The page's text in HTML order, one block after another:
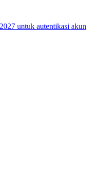
untuk autentikasi akun